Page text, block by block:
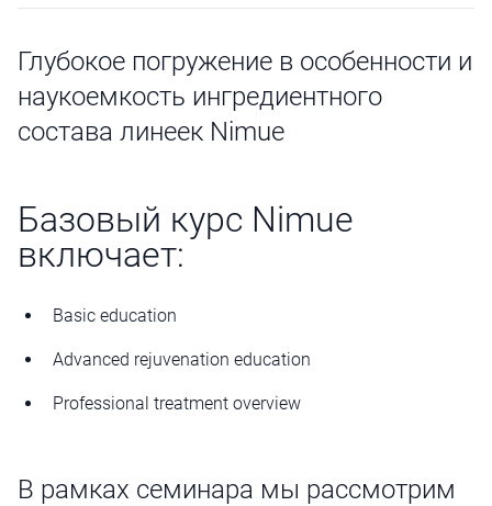
Глубокое погружение в особенности и
наукоемкость ингредиентного
состава линеек Nimue
Базовый курс Nimue
включает:
Basic education
Advanced rejuvenation education
Professional treatment overview
В рамках семинара мы рассмотрим